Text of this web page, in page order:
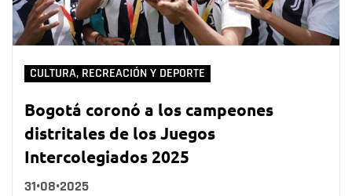
CULTURA, RECREACIÓN Y DEPORTE
Bogotá coronó a los campeones
distritales de los Juegos
Intercolegiados 2025
31•08•2025